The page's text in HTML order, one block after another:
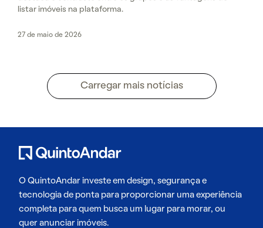
listar imóveis na plataforma.
27 de maio de 2026
Carregar mais notícias
O QuintoAndar investe em design, segurança e
tecnologia de ponta para proporcionar uma experiência
completa para quem busca um lugar para morar, ou
quer anunciar imóveis.